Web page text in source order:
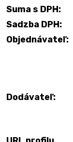
Suma s DPH:
Sadzba DPH:
Objednávateľ:
Dodávateľ: